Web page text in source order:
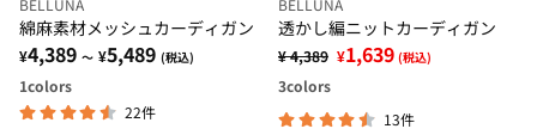
綿麻素材メッシュカーディガン
¥4,389 ～ ¥5,489 (税込)
1colors
22件
透かし編ニットカーディガン
¥ 4,389 ¥1,639 (税込)
3colors
13件